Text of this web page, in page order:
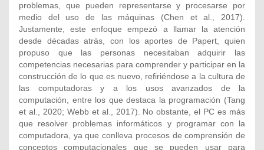
problemas, que pueden representarse y procesarse por
medio del uso de las máquinas (Chen et al., 2017).
Justamente, este enfoque empezó a llamar la atención
desde décadas atrás, con los aportes de Papert, quien
propuso que las personas necesitaban adquirir las
competencias necesarias para comprender y participar en la
construcción de lo que es nuevo, refiriéndose a la cultura de
las computadoras y a los usos avanzados de la
computación, entre los que destaca la programación (Tang
et al., 2020; Webb et al., 2017). No obstante, el PC es más
que resolver problemas informáticos y programar con la
computadora, ya que conlleva procesos de comprensión de
conceptos computacionales que se pueden usar para